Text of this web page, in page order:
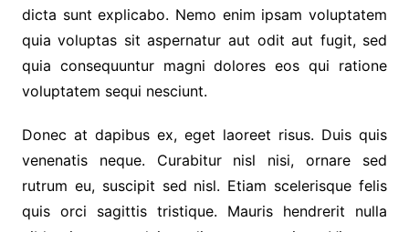
dicta sunt explicabo. Nemo enim ipsam voluptatem
quia voluptas sit aspernatur aut odit aut fugit, sed
quia consequuntur magni dolores eos qui ratione
voluptatem sequi nesciunt.
Donec at dapibus ex, eget laoreet risus. Duis quis
venenatis neque. Curabitur nisl nisi, ornare sed
rutrum eu, suscipit sed nisl. Etiam scelerisque felis
quis orci sagittis tristique. Mauris hendrerit nulla